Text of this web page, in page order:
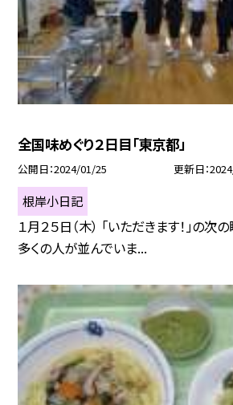
全国味めぐり２日目「東京都」
公開日 2024/01/25 更新日
根岸小日記
１月２５日（木） 「いただきます！」の
多くの人が並んでいま...